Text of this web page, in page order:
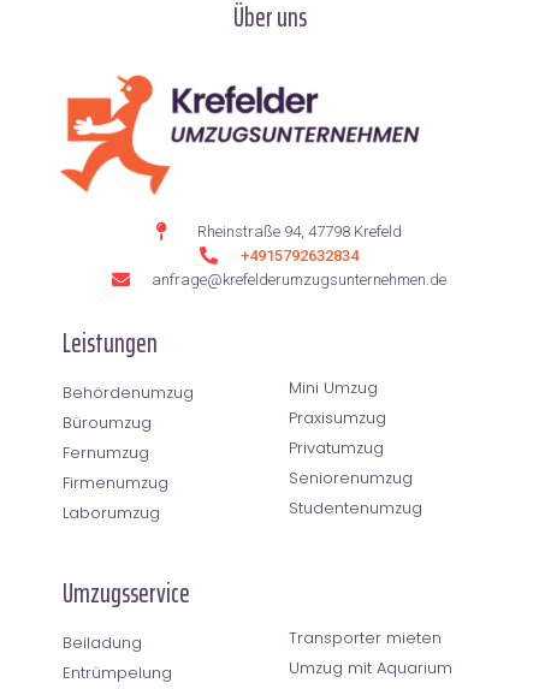
Über uns
Rheinstraße 94, 47798 Krefeld
+4915792632834
anfrage@krefelderumzugsunternehmen.de
Leistungen
Behördenumzug
Büroumzug
Fernumzug
Firmenumzug
Laborumzug
Mini Umzug
Praxisumzug
Privatumzug
Seniorenumzug
Studentenumzug
Umzugsservice
Beiladung
Entrümpelung
Transporter mieten
Umzug mit Aquarium